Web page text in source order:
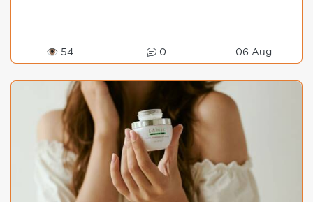
👁 54 0 06 Aug